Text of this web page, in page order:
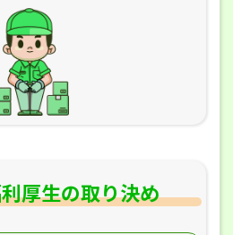
厚生の取り決め